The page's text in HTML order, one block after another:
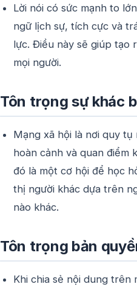
Lời nói có sức mạnh to
ngữ lịch sự, tích cực và
lực. Điều này sẽ giúp tạo
mọi người.
Tôn trọng sự khác
Mạng xã hội là nơi quy
hoàn cảnh và quan điểm
đó là một cơ hội để học
thị người khác dựa trên
nào khác.
Tôn trọng bản
Khi chia sẻ nội dung